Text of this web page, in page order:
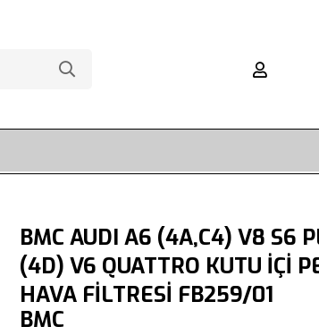
BMC AUDI A6 (4A,C4) V8 S6
(4D) V6 QUATTRO KUTU İÇİ
HAVA FİLTRESİ FB259/01
BMC